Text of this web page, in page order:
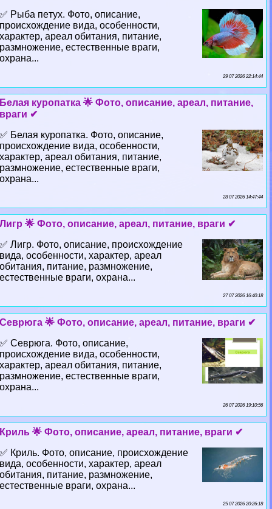
✅ Рыба пeтyx. Фото, описание,
происхождение вида, особенности,
хаpaктер, ареал обитания, питание,
размножение, естественные враги,
охрана...
29 07 2026 22:14:44
Белая куропатка 🌟 Фото, описание, ареал, питание,
враги ✔
✅ Белая куропатка. Фото, описание,
происхождение вида, особенности,
хаpaктер, ареал обитания, питание,
размножение, естественные враги,
охрана...
28 07 2026 14:47:44
Лигр 🌟 Фото, описание, ареал, питание, враги ✔
✅ Лигр. Фото, описание, происхождение
вида, особенности, хаpaктер, ареал
обитания, питание, размножение,
естественные враги, охрана...
27 07 2026 16:40:18
Севрюга 🌟 Фото, описание, ареал, питание, враги ✔
✅ Севрюга. Фото, описание,
происхождение вида, особенности,
хаpaктер, ареал обитания, питание,
размножение, естественные враги,
охрана...
26 07 2026 19:10:56
Криль 🌟 Фото, описание, ареал, питание, враги ✔
✅ Криль. Фото, описание, происхождение
вида, особенности, хаpaктер, ареал
обитания, питание, размножение,
естественные враги, охрана...
25 07 2026 20:26:18